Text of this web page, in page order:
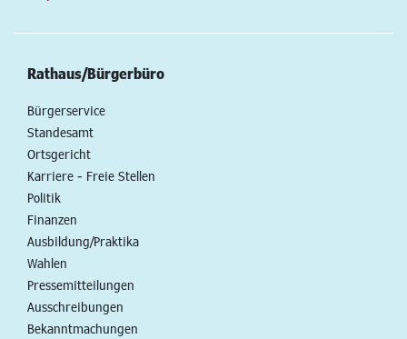
Rathaus/Bürgerbüro
Bürgerservice
Standesamt
Ortsgericht
Karriere - Freie Stellen
Politik
Finanzen
Ausbildung/Praktika
Wahlen
Pressemitteilungen
Ausschreibungen
Bekanntmachungen